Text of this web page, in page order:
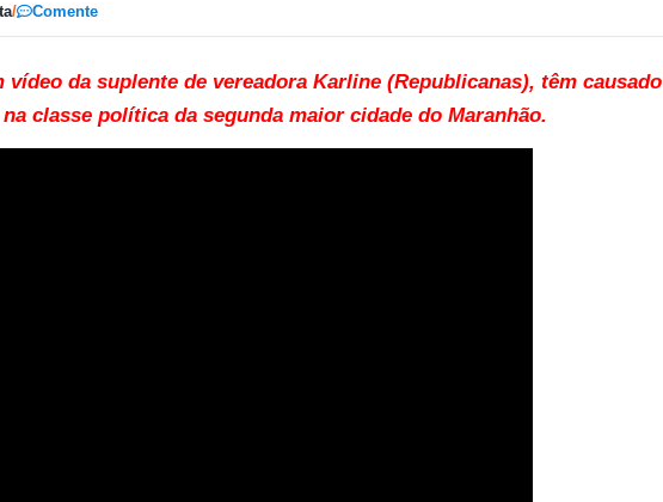
/ Comente
vídeo da suplente de vereadora Karline (Republicanas), têm causado
classe política da segunda maior cidade do Maranhão.